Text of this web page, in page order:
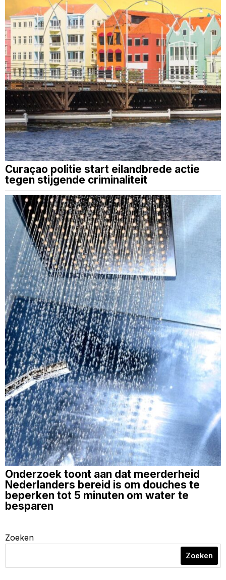
Curaçao politie start eilandbrede actie
tegen stijgende criminaliteit
Onderzoek toont aan dat meerderheid
Nederlanders bereid is om douches te
beperken tot 5 minuten om water te
besparen
Zoeken
Zoeken